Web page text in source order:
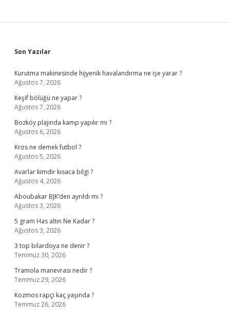
Sidebar
Son Yazılar
Kurutma makinesinde hijyenik havalandırma ne işe yarar ?
Ağustos 7, 2026
Keşif bölüğü ne yapar ?
Ağustos 7, 2026
Bozköy plajında kamp yapılır mı ?
Ağustos 6, 2026
Kros ne demek futbol ?
Ağustos 5, 2026
Avarlar kimdir kısaca bilgi ?
Ağustos 4, 2026
Aboubakar BJK’den ayrıldı mı ?
Ağustos 3, 2026
5 gram Has altın Ne Kadar ?
Ağustos 3, 2026
3 top bilardoya ne denir ?
Temmuz 30, 2026
Tramola manevrası nedir ?
Temmuz 29, 2026
Kozmos rapçi kaç yaşında ?
Temmuz 26, 2026